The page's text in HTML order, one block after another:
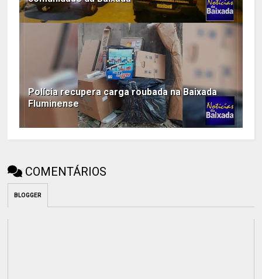
Polícia recupera carga roubada na Baixada
Fluminense
COMENTÁRIOS
BLOGGER